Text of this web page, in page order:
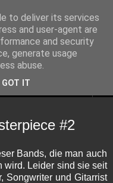
#2
Bands, die man auch
wird. Leider sind sie seit
Songwriter und Gitarrist
to deliver its services
and user-agent are
and security
generate usage
abuse.
GOT IT